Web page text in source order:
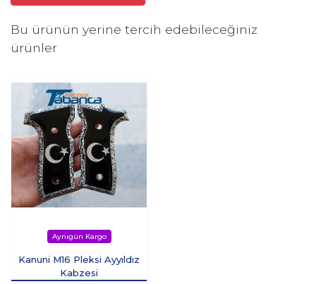
Bu ürünün yerine tercih edebileceğiniz
ürünler
Kanuni M16 Pleksi Ayyıldız
Kabzesi